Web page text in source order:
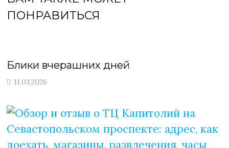
ПОНРАВИТЬСЯ
Блики вчерашних дней
11.03.2026